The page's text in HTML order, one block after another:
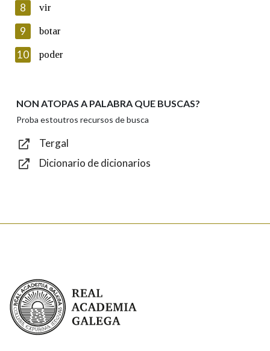
Lin e acepto as condicións da política de
Introduce o código que aparece na imaxe:
Texto de verificación
8 vir
9 botar
10 poder
NON ATOPAS A PALABRA QUE BUSCAS?
Proba estoutros recursos de busca
Tergal
Dicionario de dicionarios
Real Academia Galega